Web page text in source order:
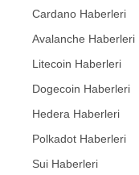
Cardano Haberleri
Avalanche Haberleri
Litecoin Haberleri
Dogecoin Haberleri
Hedera Haberleri
Polkadot Haberleri
Sui Haberleri